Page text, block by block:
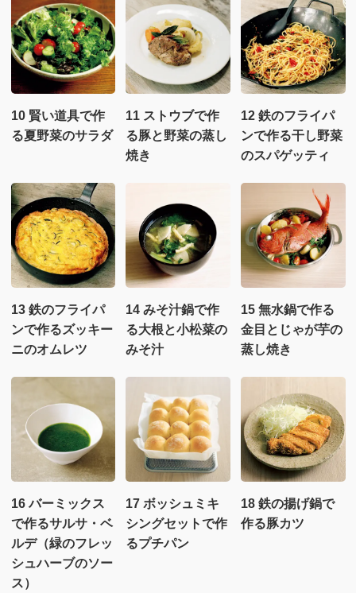
10 賢い道具で作
る夏野菜のサラダ
11 ストウブで作
る豚と野菜の蒸し
焼き
12 鉄のフライパ
ンで作る干し野菜
のスパゲッティ
13 鉄のフライパ
ンで作るズッキー
ニのオムレツ
14 みそ汁鍋で作
る大根と小松菜の
みそ汁
15 無水鍋で作る
金目とじゃが芋の
蒸し焼き
16 バーミックス
で作るサルサ・ベ
ルデ（緑のフレッ
シュハーブのソー
ス）
17 ボッシュミキ
シングセットで作
るプチパン
18 鉄の揚げ鍋で
作る豚カツ